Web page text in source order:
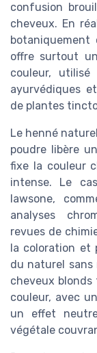
confusion
cheveux. En
botaniquement
offre surtout
couleur, utilisé
ayurvédiques
de plantes
Le henné
poudre libère
fixe la couleur
intense. Le
lawsone,
analyses
revues de
la coloration et
du naturel sans
cheveux blonds
couleur, avec
un effet
végétale